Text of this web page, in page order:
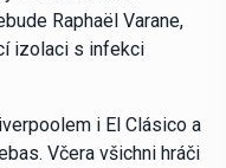
Raphaël Varane,
izolaci s infekci
i El Clásico a
Včera všichni hráči